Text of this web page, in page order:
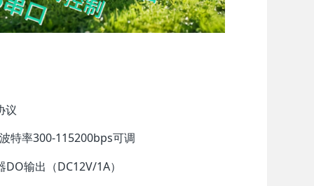
议
特率300-115200bps可调
输出（DC12V/1A）